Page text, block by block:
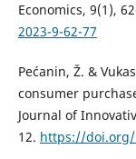
Economics, 9(1),
2023-9-62-77
Pećanin, Ž. &
consumer
Journal of
12. https://doi.org/